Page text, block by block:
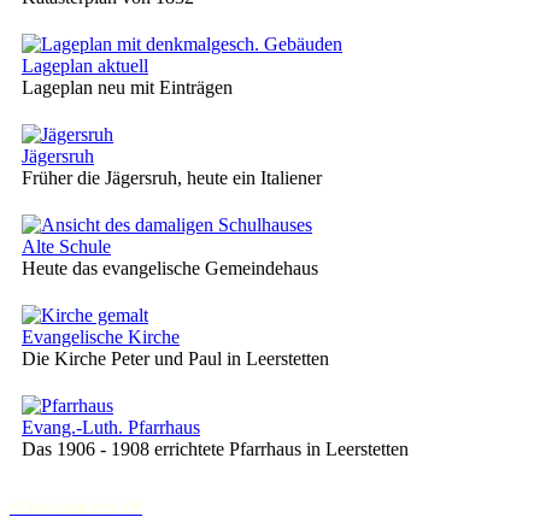
Lageplan aktuell
Lageplan neu mit Einträgen
Jägersruh
Früher die Jägersruh, heute ein Italiener
Alte Schule
Heute das evangelische Gemeindehaus
Evangelische Kirche
Die Kirche Peter und Paul in Leerstetten
Evang.-Luth. Pfarrhaus
Das 1906 - 1908 errichtete Pfarrhaus in Leerstetten
Schwanstetten.de